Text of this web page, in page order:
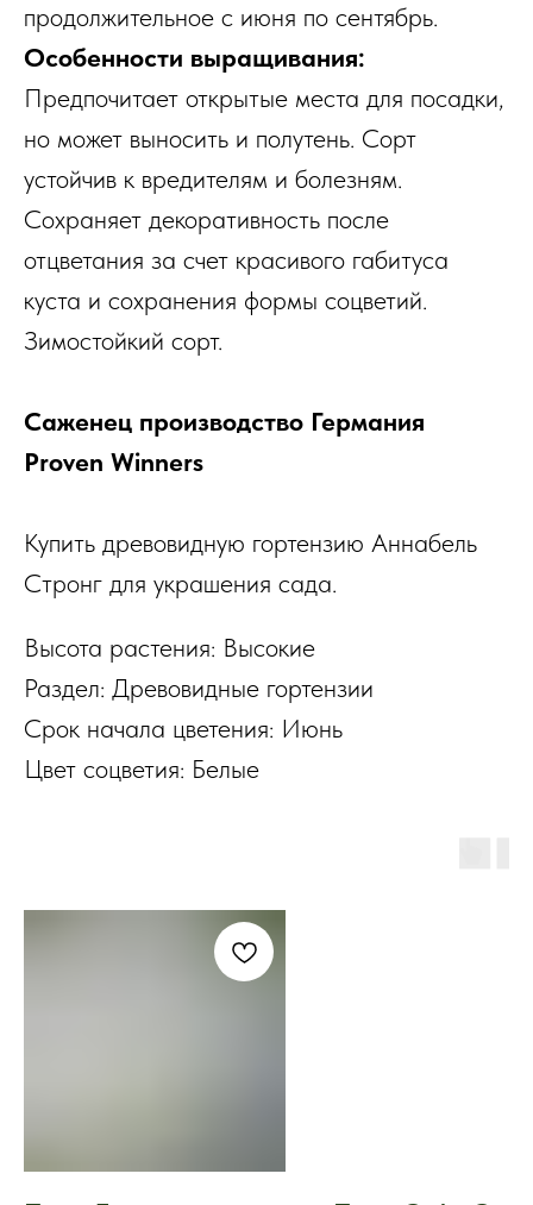
продолжительное с июня по сентябрь.
Особенности выращивания:
Предпочитает открытые места для посадки,
но может выносить и полутень. Сорт
устойчив к вредителям и болезням.
Сохраняет декоративность после
отцветания за счет красивого габитуса
куста и сохранения формы соцветий.
Зимостойкий сорт.
Саженец производство Германия
Proven Winners
Купить древовидную гортензию Аннабель
Стронг для украшения сада.
Высота растения: Высокие
Раздел: Древовидные гортензии
Срок начала цветения: Июнь
Цвет соцветия: Белые